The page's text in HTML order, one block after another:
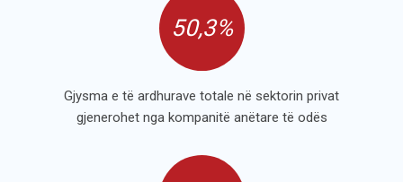
50,3%
Gjysma e të ardhurave totale në sektorin privat
gjenerohet nga kompanitë anëtare të odës